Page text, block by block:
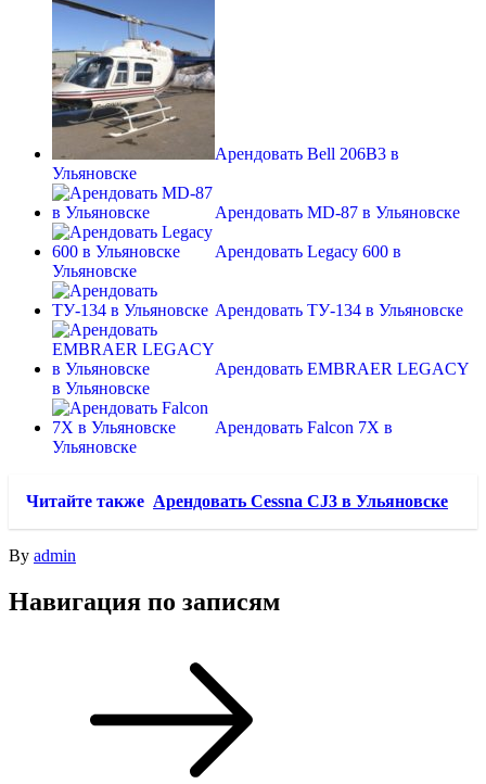
Арендовать Bell 206B3 в
Ульяновске
Арендовать MD-87 в Ульяновске
Арендовать Legacy 600 в
Ульяновске
Арендовать ТУ-134 в Ульяновске
Арендовать EMBRAER LEGACY
в Ульяновске
Арендовать Falcon 7X в
Ульяновске
Читайте также Арендовать Cessna CJ3 в Ульяновске
By admin
Навигация по записям